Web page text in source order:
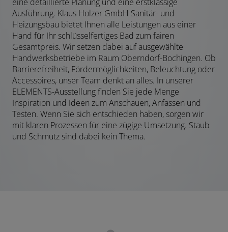
Ausführung. Klaus Holzer GmbH Sanitär- und
Heizungsbau bietet Ihnen alle Leistungen aus einer
Hand für Ihr schlüsselfertiges Bad zum fairen
Gesamtpreis. Wir setzen dabei auf ausgewählte
Handwerksbetriebe im Raum Oberndorf-Bochingen. Ob
Barrierefreiheit, Fördermöglichkeiten, Beleuchtung oder
Accessoires, unser Team denkt an alles. In unserer
ELEMENTS-Ausstellung finden Sie jede Menge
Inspiration und Ideen zum Anschauen, Anfassen und
Testen. Wenn Sie sich entschieden haben, sorgen wir
mit klaren Prozessen für eine zügige Umsetzung. Staub
und Schmutz sind dabei kein Thema.